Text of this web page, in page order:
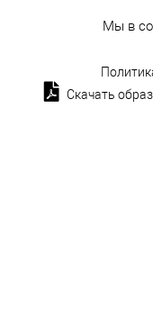
Мы в
Скачать